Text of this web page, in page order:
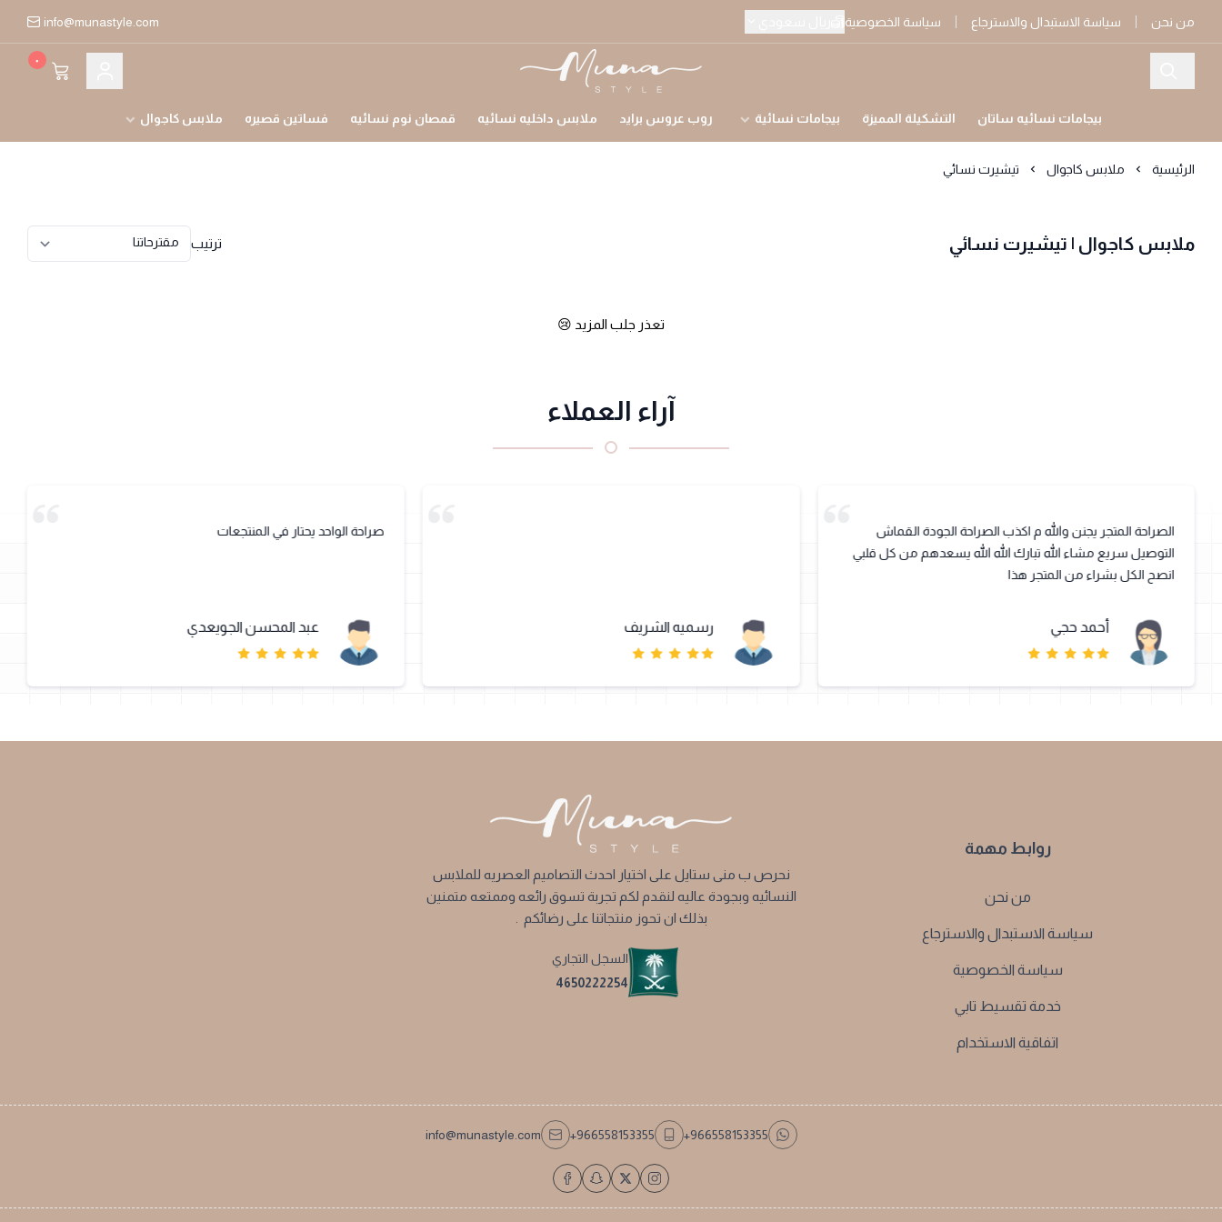
من نحن سياسة الاستبدال والاسترجاع سياسة الخصوصية info@munastyle.com
متجر منى ستايل للملابس النسائيه
٠
بيجامات نسائيه ساتان التشكيلة المميزة بيجامات نسائية روب عروس برايد ملابس داخليه نسائيه قمصان نوم نسائيه فساتين قصيره ملابس كاجوال
الرئيسية ملابس كاجوال تيشيرت نسائي
ملابس كاجوال | تيشيرت نسائي ترتيب
تعذر جلب المزيد 😢
آراء العملاء
الصراحة المتجر يجنن والله م اكذب الصراحة الجودة القماش
التوصيل سريع مشاء الله تبارك الله الله يسعدهم من كل قلبي
انصح الكل بشراء من المتجر هذا
أحمد حجي رسميه الشريف
صراحة الواحد يحتار في المنتجعات
عبد المحسن الجويعدي
روابط مهمة
من نحن
سياسة الاستبدال والاسترجاع
سياسة الخصوصية
خدمة تقسيط تابي
اتفاقية الاستخدام
نحرص ب منى ستايل على اختيار احدث التصاميم العصريه للملابس
النسائيه وبجودة عاليه لنقدم لكم تجربة تسوق رائعه وممتعه متمنين
بذلك ان تحوز منتجاتنا على رضائكم .
السجل التجاري
4650222254
+966558153355
+966558153355
info@munastyle.com